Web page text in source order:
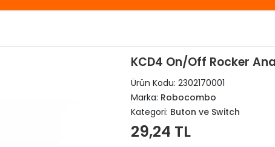
KCD4 On/Off Rocker
Ürün Kodu: 2302170001
Marka: Robocombo
Kategori: Buton ve Switch
29,24 TL